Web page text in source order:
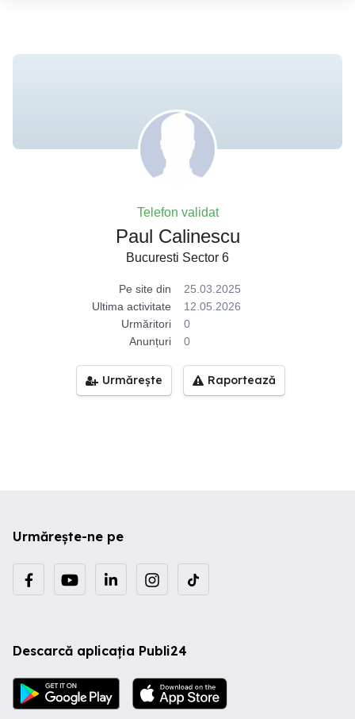
Telefon validat
Paul Calinescu
Bucuresti Sector 6
Pe site din
25.03.2025
Ultima activitate
12.05.2026
Urmăritori
0
Anunțuri
0
Urmărește Raportează
Urmărește-ne pe
Descarcă aplicația Publi24